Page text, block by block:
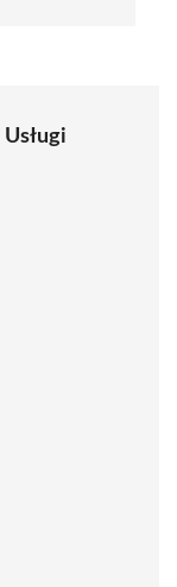
Usługi